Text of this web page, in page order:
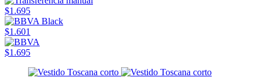
$1.695
$1.601
$1.695